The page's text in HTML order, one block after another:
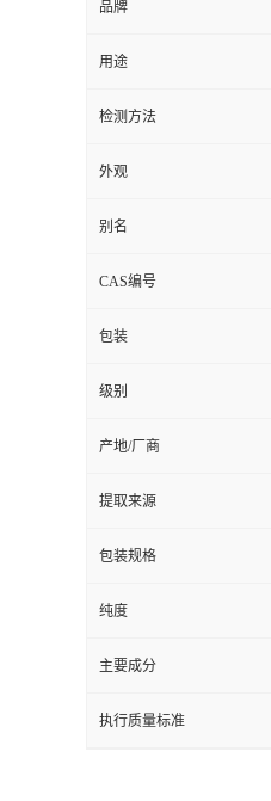
品牌
用途
检测方法
外观
别名
CAS编号
包装
级别
产地/厂商
提取来源
包装规格
纯度
主要成分
执行质量标准